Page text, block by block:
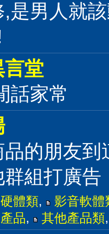
是男人就
言堂
話家常
的朋友到
組打廣告
體類,
影音軟體
品, 其他產品類